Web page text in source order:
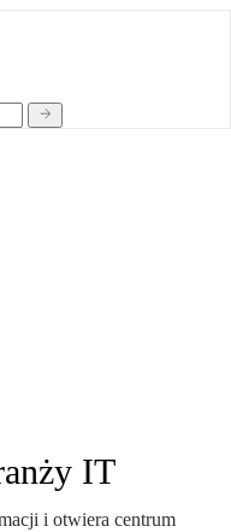
IT
i otwiera centrum